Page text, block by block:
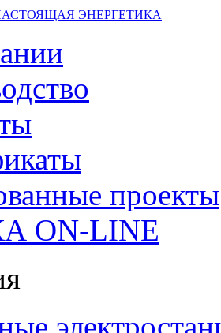
ЭНЕРГЕТИКА
проекты
ON-LINE